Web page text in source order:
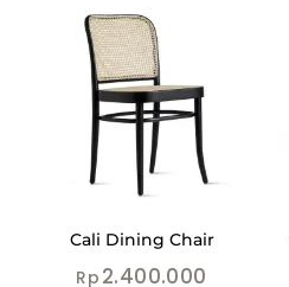
Cali Dining Chair
Rp 2.400.000